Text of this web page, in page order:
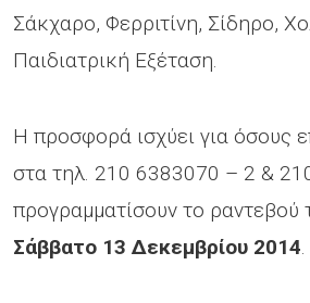
Σάκχαρο, Φερριτίνη, Σίδηρο,
Παιδιατρική Εξέταση.
Η προσφορά ισχύει για όσους
στα τηλ. 210 6383070 – 2 &
προγραμματίσουν το ραντεβού
Σάββατο 13 Δεκεμβρίου 2014